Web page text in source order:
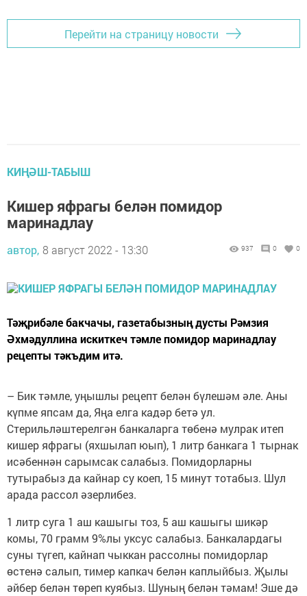
Перейти на страницу новости
КИҢӘШ-ТАБЫШ
Кишер яфрагы белән помидор
маринадлау
автор, 8 август 2022 - 13:30 937 0 0
Тәҗрибәле бакчачы, газетабызның дусты Рәмзия
Әхмәдуллина искиткеч тәмле помидор маринадлау
рецепты тәкъдим итә.
– Бик тәмле, уңышлы рецепт белән бүлешәм әле. Аны
күпме япсам да, Яңа елга кадәр бетә ул.
Стерильләштерелгән банкаларга төбенә мулрак итеп
кишер яфрагы (яхшылап юып), 1 литр банкага 1 тырнак
исәбеннән сарымсак салабыз. Помидорларны
тутырабыз да кайнар су коеп, 15 минут тотабыз. Шул
арада рассол әзерлибез.
1 литр суга 1 аш кашыгы тоз, 5 аш кашыгы шикәр
комы, 70 грамм 9%лы уксус салабыз. Банкалардагы
суны түгеп, кайнап чыккан рассолны помидорлар
өстенә салып, тимер капкач белән каплыйбыз. Җылы
әйбер белән төреп куябыз. Шуның белән тәмам! Эше дә